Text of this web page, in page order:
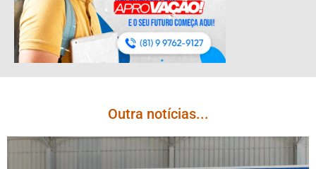
Outra notícias...